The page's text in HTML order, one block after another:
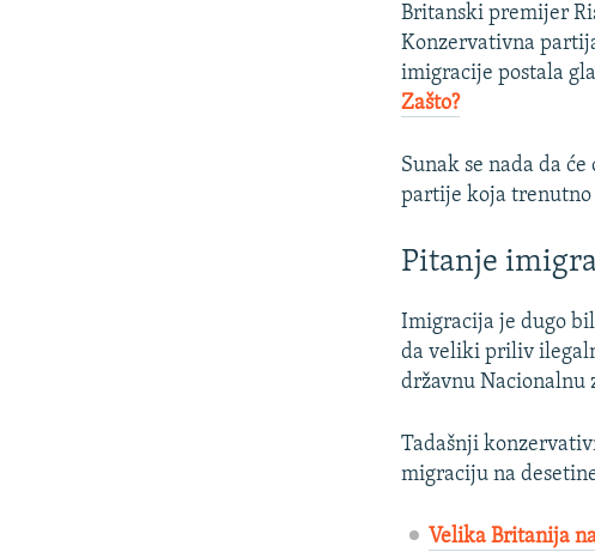
Britanski premijer
Konzervativna
imigracije postala
Zašto?
Sunak se nada da
partije koja trenutno
Pitanje
Imigracija je dugo
da veliki priliv
državnu Nacionalnu
Tadašnji
migraciju na
Velika Britanija